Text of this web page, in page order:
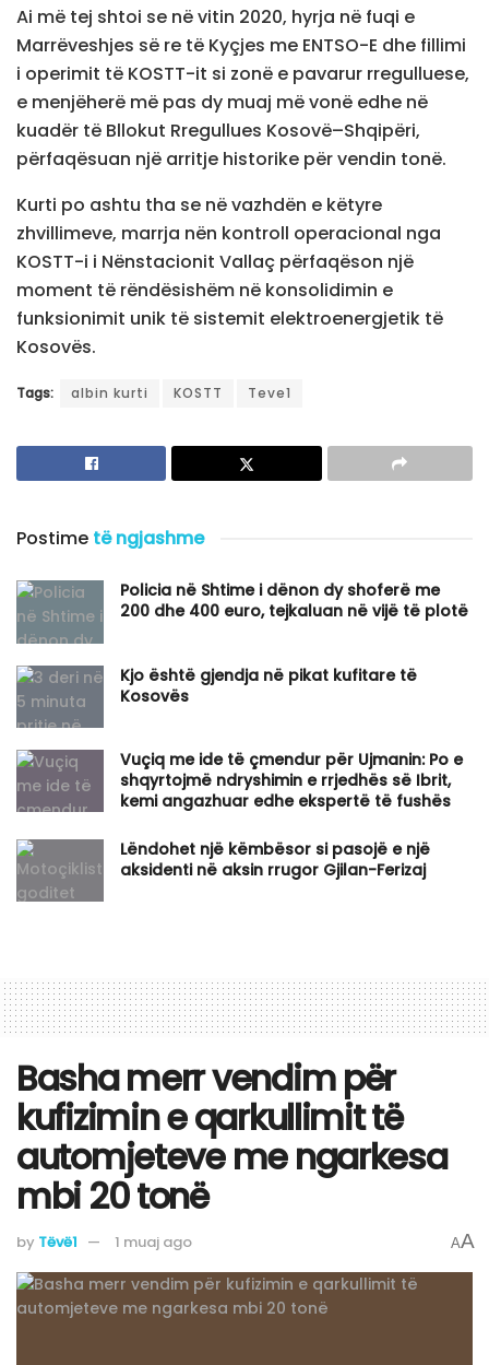
Ai më tej shtoi se në vitin 2020, hyrja në fuqi e
Marrëveshjes së re të Kyçjes me ENTSO-E dhe fillimi
i operimit të KOSTT-it si zonë e pavarur rregulluese,
e menjëherë më pas dy muaj më vonë edhe në
kuadër të Bllokut Rregullues Kosovë–Shqipëri,
përfaqësuan një arritje historike për vendin tonë.
Kurti po ashtu tha se në vazhdën e këtyre
zhvillimeve, marrja nën kontroll operacional nga
KOSTT-i i Nënstacionit Vallaç përfaqëson një
moment të rëndësishëm në konsolidimin e
funksionimit unik të sistemit elektroenergjetik të
Kosovës.
Tags: albin kurti KOSTT Teve1
Postime të ngjashme
Policia në Shtime i dënon dy shoferë me
200 dhe 400 euro, tejkaluan në vijë të plotë
Kjo është gjendja në pikat kufitare të
Kosovës
Vuçiq me ide të çmendur për Ujmanin: Po e
shqyrtojmë ndryshimin e rrjedhës së Ibrit,
kemi angazhuar edhe ekspertë të fushës
Lëndohet një këmbësor si pasojë e një
aksidenti në aksin rrugor Gjilan-Ferizaj
Basha merr vendim për
kufizimin e qarkullimit të
automjeteve me ngarkesa
mbi 20 tonë
by Tëvë1 1 muaj ago AA